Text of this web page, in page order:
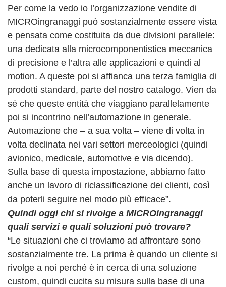
Per come la vedo io l’organizzazione vendite di
MICROingranaggi può sostanzialmente essere vista
e pensata come costituita da due divisioni parallele:
una dedicata alla microcomponentistica meccanica
di precisione e l’altra alle applicazioni e quindi al
motion. A queste poi si affianca una terza famiglia di
prodotti standard, parte del nostro catalogo. Vien da
sé che queste entità che viaggiano parallelamente
poi si incontrino nell’automazione in generale.
Automazione che – a sua volta – viene di volta in
volta declinata nei vari settori merceologici (quindi
avionico, medicale, automotive e via dicendo).
Sulla base di questa impostazione, abbiamo fatto
anche un lavoro di riclassificazione dei clienti, così
da poterli seguire nel modo più efficace”.
Quindi oggi chi si rivolge a MICROingranaggi
quali servizi e quali soluzioni può trovare?
“Le situazioni che ci troviamo ad affrontare sono
sostanzialmente tre. La prima è quando un cliente si
rivolge a noi perché è in cerca di una soluzione
custom, quindi cucita su misura sulla base di una